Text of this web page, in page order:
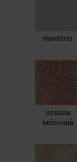
starobiela
terakota
tieňovaná